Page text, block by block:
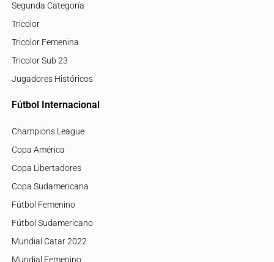
Segunda Categoría
Tricolor
Tricolor Femenina
Tricolor Sub 23
Jugadores Históricos
Fútbol Internacional
Champions League
Copa América
Copa Libertadores
Copa Sudamericana
Fútbol Femenino
Fútbol Sudamericano
Mundial Catar 2022
Mundial Femenino